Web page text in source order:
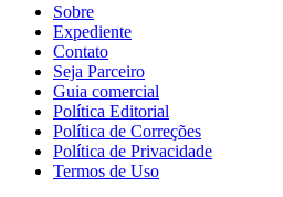
Sobre
Expediente
Contato
Seja Parceiro
Guia comercial
Política Editorial
Política de Correções
Política de Privacidade
Termos de Uso